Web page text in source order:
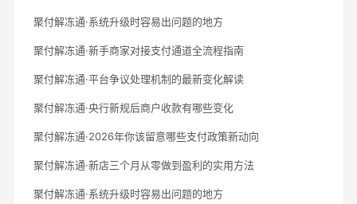
聚付解冻通·系统升级时容易出问题的地方
聚付解冻通·新手商家对接支付通道全流程指南
聚付解冻通·平台争议处理机制的最新变化解读
聚付解冻通·央行新规后商户收款有哪些变化
聚付解冻通·2026年你该留意哪些支付政策新动向
聚付解冻通·新店三个月从零做到盈利的实用方法
聚付解冻通·系统升级时容易出问题的地方